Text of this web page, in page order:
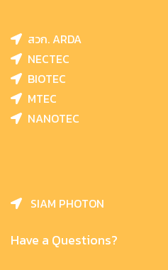
สวก. ARDA
NECTEC
BIOTEC
MTEC
NANOTEC
SIAM PHOTON
Have a Questions?